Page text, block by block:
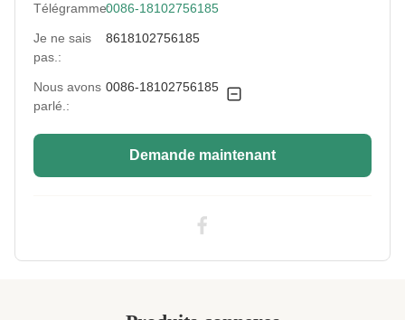
Abrasion
Très haut
Material: Polytriméthylène téréphtalate
30 à 50%
Fibre de polytriméthylène téréphtalate
Télégramme:0086-18102756185
Je ne sais
pas.:
8618102756185
Nous avons
parlé.:
0086-18102756185
Demande maintenant